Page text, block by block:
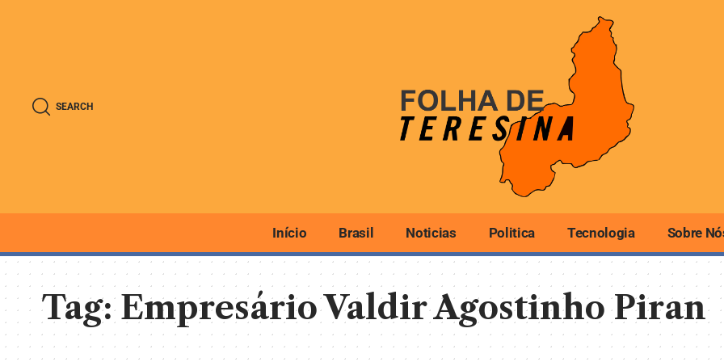
SEARCH
Início Brasil Noticias Politica Tecnologia Sobre
Tag:Empresário Valdir Agostinho Piran